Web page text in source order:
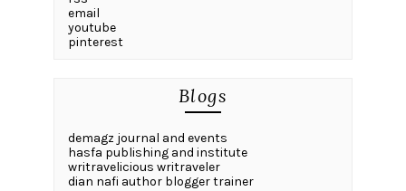
email
youtube
pinterest
Blogs
demagz journal and events
hasfa publishing and institute
writravelicious writraveler
dian nafi author blogger trainer